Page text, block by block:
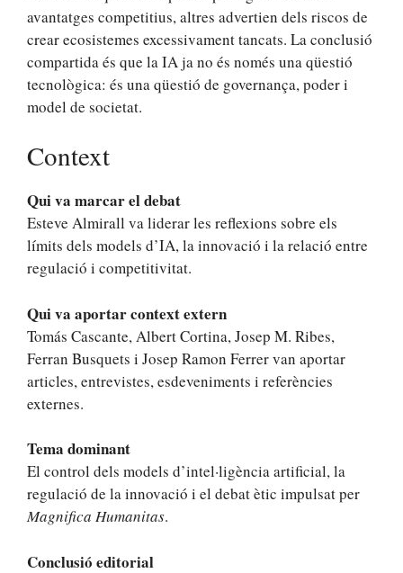
avantatges competitius, altres advertien dels riscos de
crear ecosistemes excessivament tancats. La conclusió
compartida és que la IA ja no és només una qüestió
tecnològica: és una qüestió de governança, poder i
model de societat.
Context
Qui va marcar el debat
Esteve Almirall va liderar les reflexions sobre els
límits dels models d’IA, la innovació i la relació entre
regulació i competitivitat.
Qui va aportar context extern
Tomás Cascante, Albert Cortina, Josep M. Ribes,
Ferran Busquets i Josep Ramon Ferrer van aportar
articles, entrevistes, esdeveniments i referències
externes.
Tema dominant
El control dels models d’intel·ligència artificial, la
regulació de la innovació i el debat ètic impulsat per
Magnifica Humanitas.
Conclusió editorial